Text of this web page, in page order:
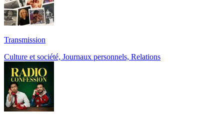
Transmission
Culture et société, Journaux personnels, Relations